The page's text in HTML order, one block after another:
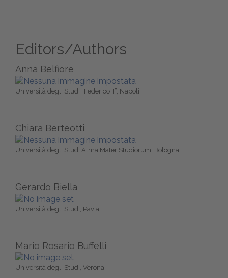
Editors/Authors
Anna Belfiore
Università degli Studi “Federico II”, Napoli
Chiara Berteotti
Università degli Studi Alma Mater Studiorum, Bologna
Gerardo Biella
Università degli Studi, Pavia
Mario Rosario Buffelli
Università degli Studi, Verona